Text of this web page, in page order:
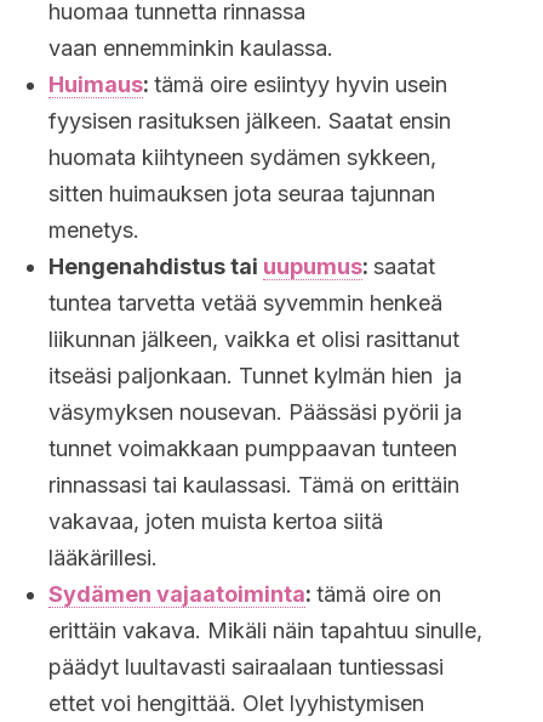
huomaa tunnetta rinnassa
vaan ennemminkin kaulassa.
Huimaus: tämä oire esiintyy hyvin usein
fyysisen rasituksen jälkeen. Saatat ensin
huomata kiihtyneen sydämen sykkeen,
sitten huimauksen jota seuraa tajunnan
menetys.
Hengenahdistus tai uupumus: saatat
tuntea tarvetta vetää syvemmin henkeä
liikunnan jälkeen, vaikka et olisi rasittanut
itseäsi paljonkaan. Tunnet kylmän hien ja
väsymyksen nousevan. Päässäsi pyörii ja
tunnet voimakkaan pumppaavan tunteen
rinnassasi tai kaulassasi. Tämä on erittäin
vakavaa, joten muista kertoa siitä
lääkärillesi.
Sydämen vajaatoiminta: tämä oire on
erittäin vakava. Mikäli näin tapahtuu sinulle,
päädyt luultavasti sairaalaan tuntiessasi
ettet voi hengittää. Olet lyyhistymisen